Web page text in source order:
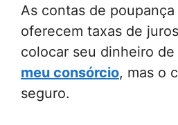
As contas de
oferecem taxas de
colocar seu dinheiro de
meu consórcio, mas o
seguro.